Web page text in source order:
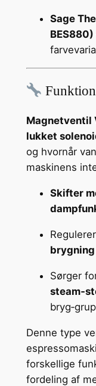
Sage
BES880)
Magnetventil
lukket
og hvornår
maskinens
Skifter
Regulerer
brygning
Sørger
Denne type
forskellige
fordeling af